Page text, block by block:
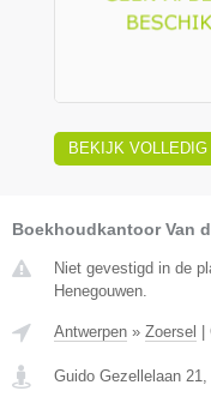
BEKIJK VOLLEDIG
Boekhoudkantoor Van
Niet gevestigd in de
Henegouwen.
Antwerpen » Zoersel |
Guido Gezellelaan 21